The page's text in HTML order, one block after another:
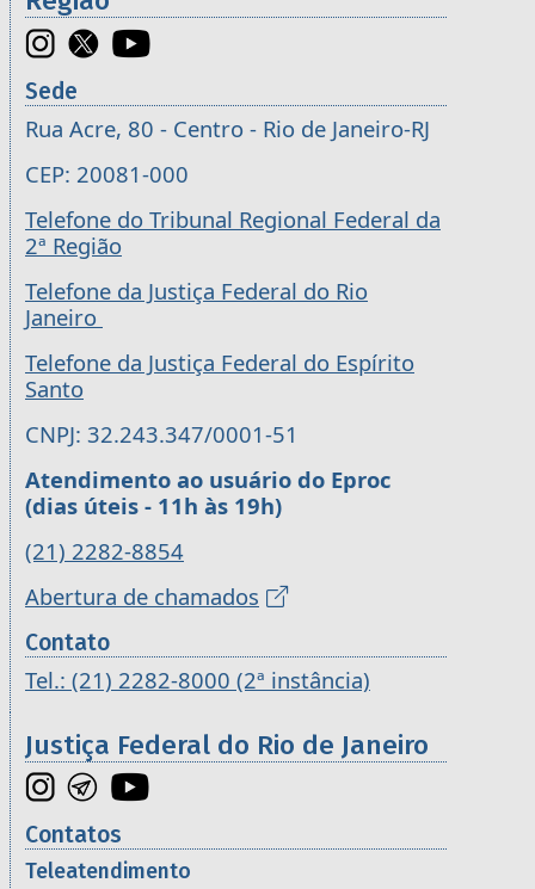
Sede
Rua Acre, 80 - Centro - Rio de Janeiro-RJ
CEP: 20081-000
Telefone do Tribunal Regional Federal da
2ª Região
Telefone da Justiça Federal do Rio
Janeiro
Telefone da Justiça Federal do Espírito
Santo
CNPJ: 32.243.347/0001-51
Atendimento ao usuário do Eproc
(dias úteis - 11h às 19h)
(21) 2282-8854
Abertura de chamados
Contato
Tel.: (21) 2282-8000 (2ª instância)
Justiça Federal do Rio de Janeiro
Contatos
Teleatendimento